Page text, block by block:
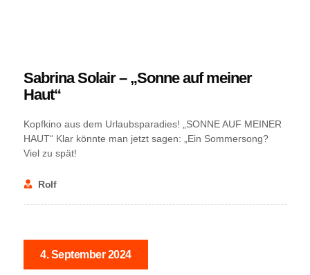
NEWS
Sabrina Solair – „Sonne auf meiner
Haut“
Kopfkino aus dem Urlaubsparadies! „SONNE AUF MEINER
HAUT“ Klar könnte man jetzt sagen: „Ein Sommersong?
Viel zu spät!
Rolf
4. September 2024